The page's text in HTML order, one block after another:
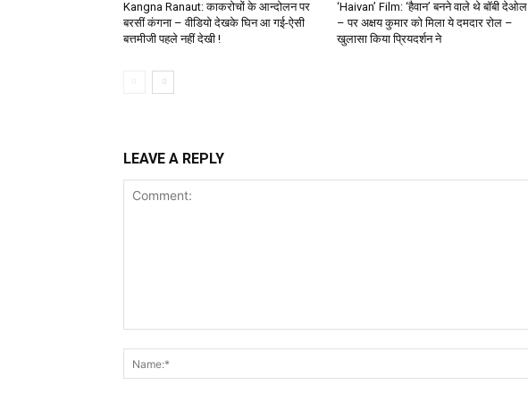
Kangna Ranaut: काकरोचों के आन्दोलन पर
बरसीं कंगना – वीडियो देखके घिन आ गई-ऐसी
बत्तमीजी पहले नहीं देखी !
‘Haivan’ Film: ‘हैवान’ बनने वाले थे बॉबी देओल
– पर अक्षय कुमार को मिला ये दमदार रोल –
खुलासा किया प्रियदर्शन ने
LEAVE A REPLY